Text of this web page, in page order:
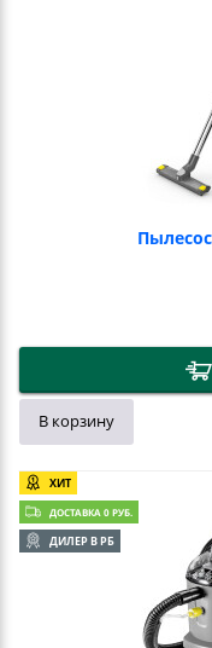
В корзину
ХИТ
ДОСТАВКА 0 РУБ.
ДИЛЕР В РБ